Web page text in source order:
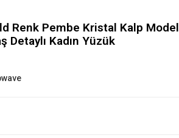
Renk Pembe Kristal Kalp Model
Detaylı Kadın Yüzük